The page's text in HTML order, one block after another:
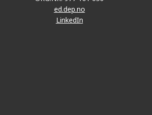
ed.dep.no
LinkedIn